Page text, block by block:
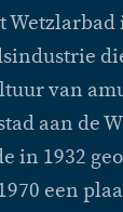
Wetzlarbad
van
aan de
in 1932
een